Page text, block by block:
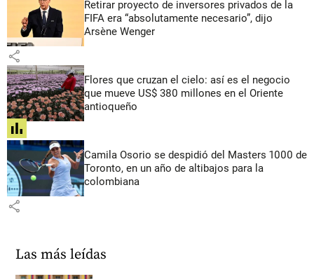
Retirar proyecto de inversores privados de la
FIFA era “absolutamente necesario”, dijo
Arsène Wenger
share
Flores que cruzan el cielo: así es el negocio
que mueve US$ 380 millones en el Oriente
antioqueño
share
Camila Osorio se despidió del Masters 1000 de
Toronto, en un año de altibajos para la
colombiana
share
Las más leídas